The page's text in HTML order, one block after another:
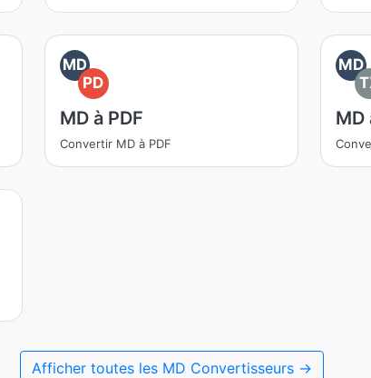
MD
PD
MD à PDF
Convertir MD à PDF
MD
MD
Afficher toutes les MD Convertisseurs →